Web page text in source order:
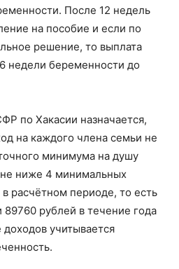
После 12 недель
на пособие и если по
решение, то выплата
недели беременности до
по Хакасии назначается,
на каждого члена семьи не
минимума на душу
не ниже 4 минимальных
расчётном периоде, то есть
рублей в течение года
учитывается